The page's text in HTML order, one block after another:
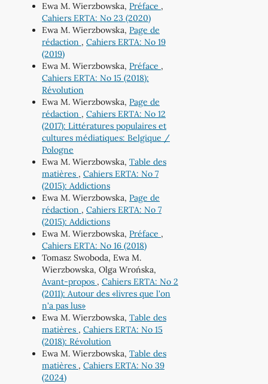
Ewa M. Wierzbowska, Préface ,
Cahiers ERTA: No 23 (2020)
Ewa M. Wierzbowska, Page de
rédaction , Cahiers ERTA: No 19
(2019)
Ewa M. Wierzbowska, Préface ,
Cahiers ERTA: No 15 (2018):
Révolution
Ewa M. Wierzbowska, Page de
rédaction , Cahiers ERTA: No 12
(2017): Littératures populaires et
cultures médiatiques: Belgique /
Pologne
Ewa M. Wierzbowska, Table des
matières , Cahiers ERTA: No 7
(2015): Addictions
Ewa M. Wierzbowska, Page de
rédaction , Cahiers ERTA: No 7
(2015): Addictions
Ewa M. Wierzbowska, Préface ,
Cahiers ERTA: No 16 (2018)
Tomasz Swoboda, Ewa M.
Wierzbowska, Olga Wrońska,
Avant-propos , Cahiers ERTA: No 2
(2011): Autour des «livres que l'on
n'a pas lus»
Ewa M. Wierzbowska, Table des
matières , Cahiers ERTA: No 15
(2018): Révolution
Ewa M. Wierzbowska, Table des
matières , Cahiers ERTA: No 39
(2024)